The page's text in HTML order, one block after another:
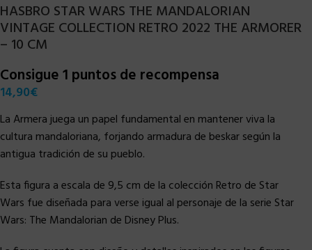
HASBRO STAR WARS THE MANDALORIAN
VINTAGE COLLECTION RETRO 2022 THE ARMORER
– 10 CM
Consigue 1 puntos de recompensa
14,90€
La Armera juega un papel fundamental en mantener viva la
cultura mandaloriana, forjando armadura de beskar según la
antigua tradición de su pueblo.
Esta figura a escala de 9,5 cm de la colección Retro de Star
Wars fue diseñada para verse igual al personaje de la serie Star
Wars: The Mandalorian de Disney Plus.